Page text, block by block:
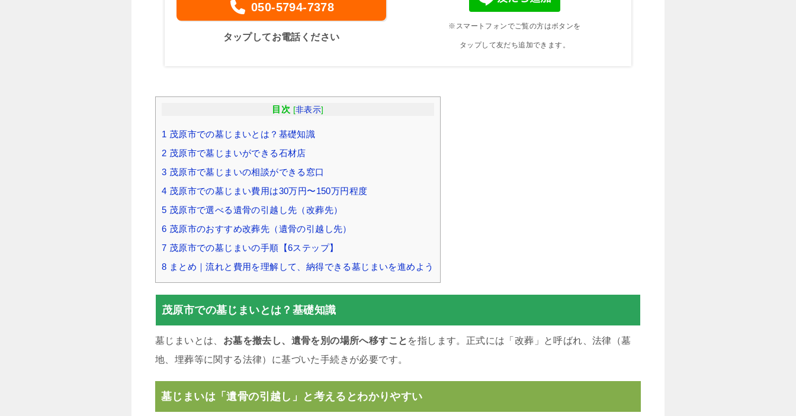
050-5794-7378
タップしてお電話ください
※スマートフォンでご覧の方はボタンを
タップして友だち追加できます。
目次 [非表示]
1 茂原市での墓じまいとは？基礎知識
2 茂原市で墓じまいができる石材店
3 茂原市で墓じまいの相談ができる窓口
4 茂原市での墓じまい費用は30万円〜150万円程度
5 茂原市で選べる遺骨の引越し先（改葬先）
6 茂原市のおすすめ改葬先（遺骨の引越し先）
7 茂原市での墓じまいの手順【6ステップ】
8 まとめ｜流れと費用を理解して、納得できる墓じまいを進めよう
茂原市での墓じまいとは？基礎知識
墓じまいとは、 お墓を撤去し、遺骨を別の場所へ移すこと を指します。正式には「改葬」と呼ばれ、法律（墓
地、埋葬等に関する法律）に基づいた手続きが必要です。
墓じまいは「遺骨の引越し」と考えるとわかりやすい